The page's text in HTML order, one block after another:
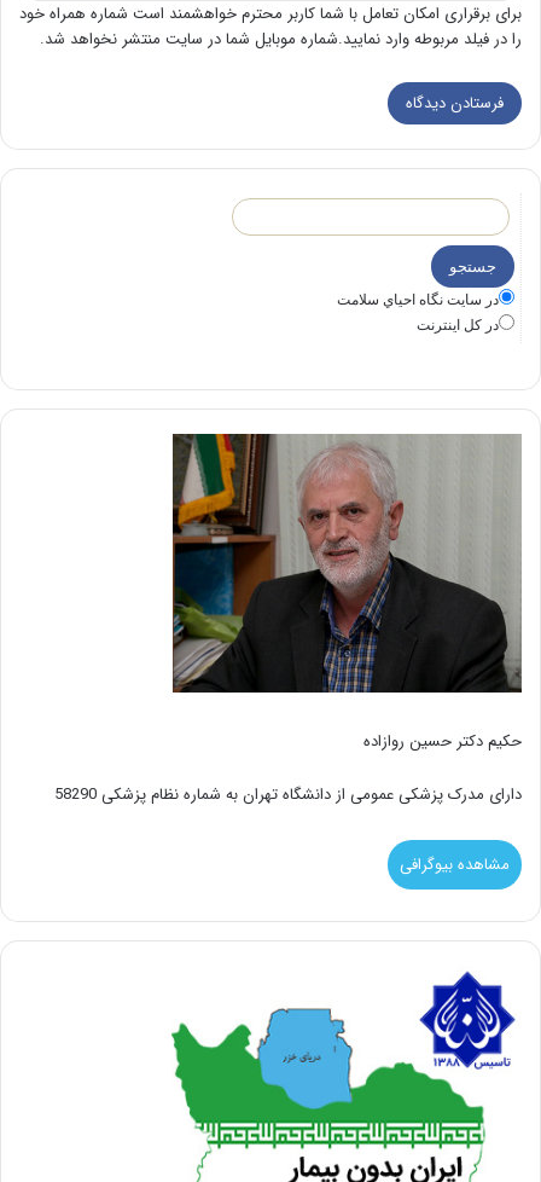
برای برقراری امکان تعامل با شما کاربر محترم خواهشمند است شماره همراه خود
را در فیلد مربوطه وارد نمایید.شماره موبایل شما در سایت منتشر نخواهد شد.
در سايت نگاه احياي سلامت
در كل اينترنت
حکیم دکتر حسین روازاده
دارای مدرک پزشکی عمومی از دانشگاه تهران به شماره نظام پزشکی 58290
مشاهده بیوگرافی